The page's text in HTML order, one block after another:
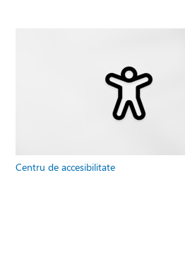
Centru de accesibilitate